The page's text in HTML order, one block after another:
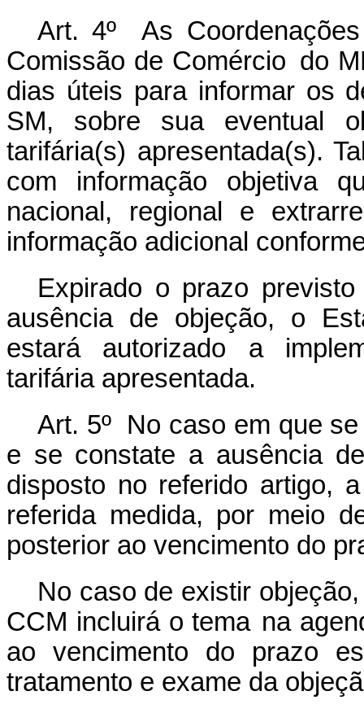
Art. 4º As
Comissão de Comércio do
dias úteis para informar os
SM, sobre sua eventual
tarifária(s) apresentada(s).
com informação objetiva
nacional, regional e
informação adicional
Expirado o prazo
ausência de objeção, o
estará autorizado a
tarifária apresentada.
Art. 5º No caso em que
e se constate a ausência
disposto no referido artigo,
referida medida, por meio
posterior ao vencimento do
No caso de existir
CCM incluirá o tema na
ao vencimento do prazo
tratamento e exame da